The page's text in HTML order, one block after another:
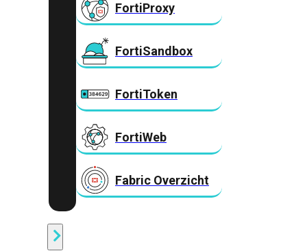
FortiProxy
FortiSandbox
FortiToken
FortiWeb
Fabric Overzicht